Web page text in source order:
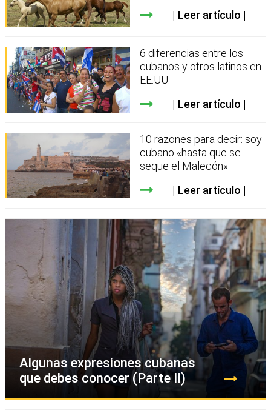
Leer artículo
6 diferencias entre los
cubanos y otros latinos en
EE.UU.
Leer artículo
10 razones para decir: soy
cubano «hasta que se
seque el Malecón»
Leer artículo
Algunas expresiones cubanas
que debes conocer (Parte II)